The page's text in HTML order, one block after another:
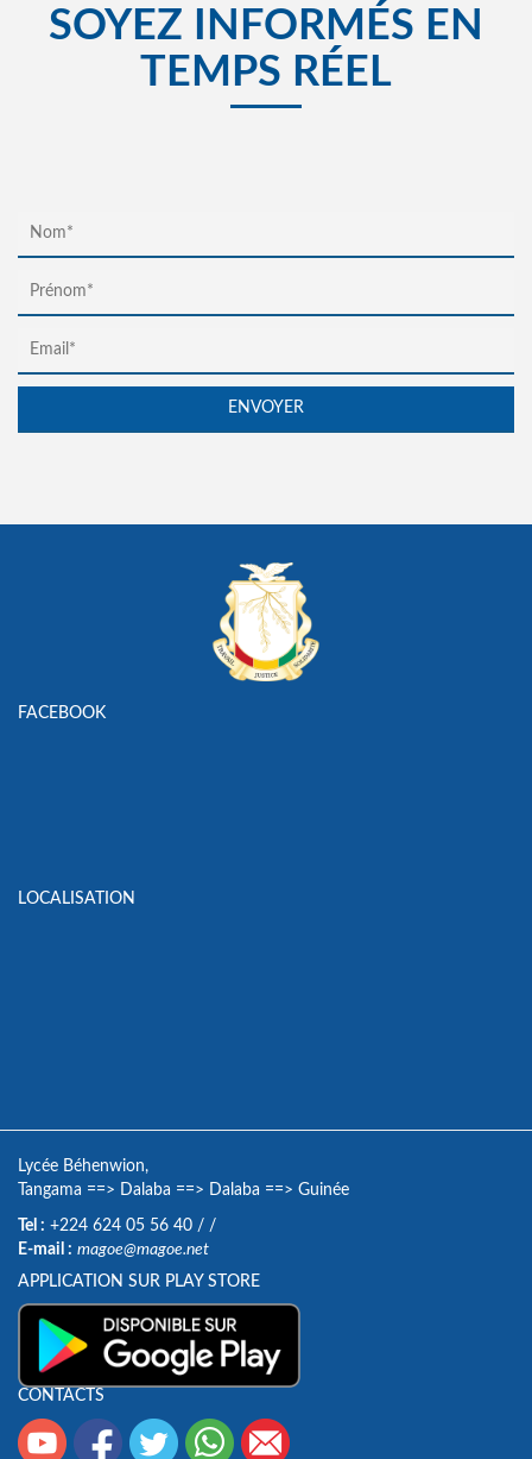
SOYEZ INFORMÉS EN
TEMPS RÉEL
FACEBOOK
LOCALISATION
Lycée Béhenwion,
Tangama ==> Dalaba ==> Dalaba ==> Guinée
Tel : +224 624 05 56 40 / /
E-mail : magoe@magoe.net
APPLICATION SUR PLAY STORE
CONTACTS